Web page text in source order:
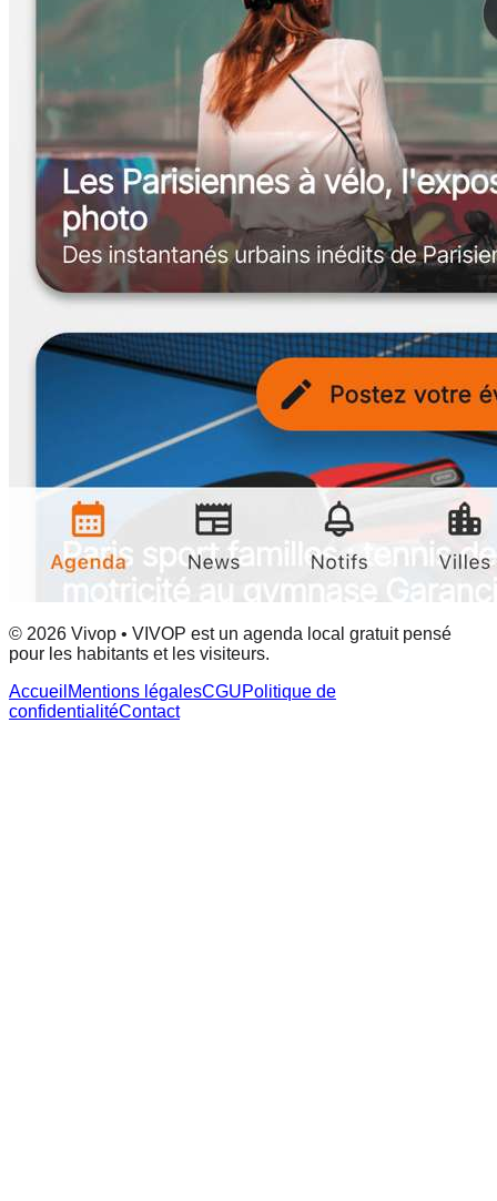
© 2026 Vivop • VIVOP est un agenda local gratuit pensé
pour les habitants et les visiteurs.
Accueil Mentions légalesCGUPolitique de
confidentialitéContact